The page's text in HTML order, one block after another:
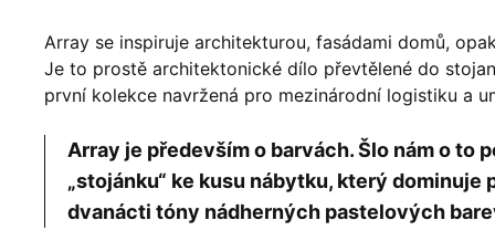
Array se inspiruje architekturou, fasádami domů,
Je to prostě architektonické dílo převtělené do
první kolekce navržená pro mezinárodní logistiku a
Array je především o barvách. Šlo nám o to
„stojánku“ ke kusu nábytku, který dominuje
dvanácti tóny nádherných pastelových